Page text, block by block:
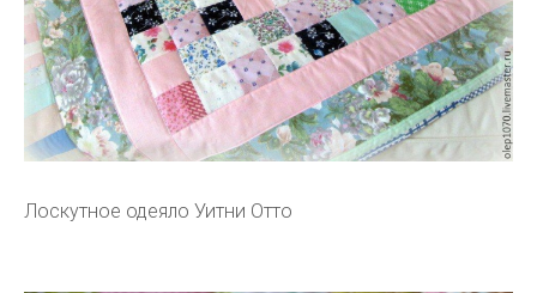
Лоскутное одеяло Уитни Отто